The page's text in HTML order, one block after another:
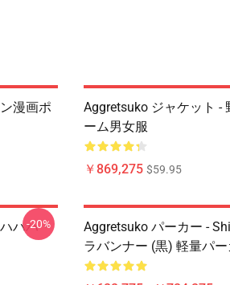
漫画ポ
Aggretsuko ジャケット -
ーム男女服
￥869,275 $59.95
ハハ・
-20%
Aggretsuko パーカー -
ラバンナー (黒) 軽量パー